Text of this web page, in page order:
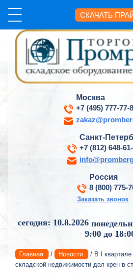
СКАЧАТЬ
Москва
+7 (495) 777-77-
Санкт-
+7 (812) 648-
Россия
8 (800) 775-
Заказать звонок
сегодня: 10.8.2026
9:00 до
Главная / Новости
/ В I квартале
складской недвижимости дал крен в